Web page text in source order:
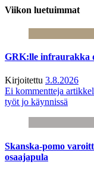
Viikon luetuimmat
GRK:lle infraurakka
Kirjoitettu 3.8.2026
Ei kommentteja
työt jo käynnissä
Skanska-pomo
osaajapula